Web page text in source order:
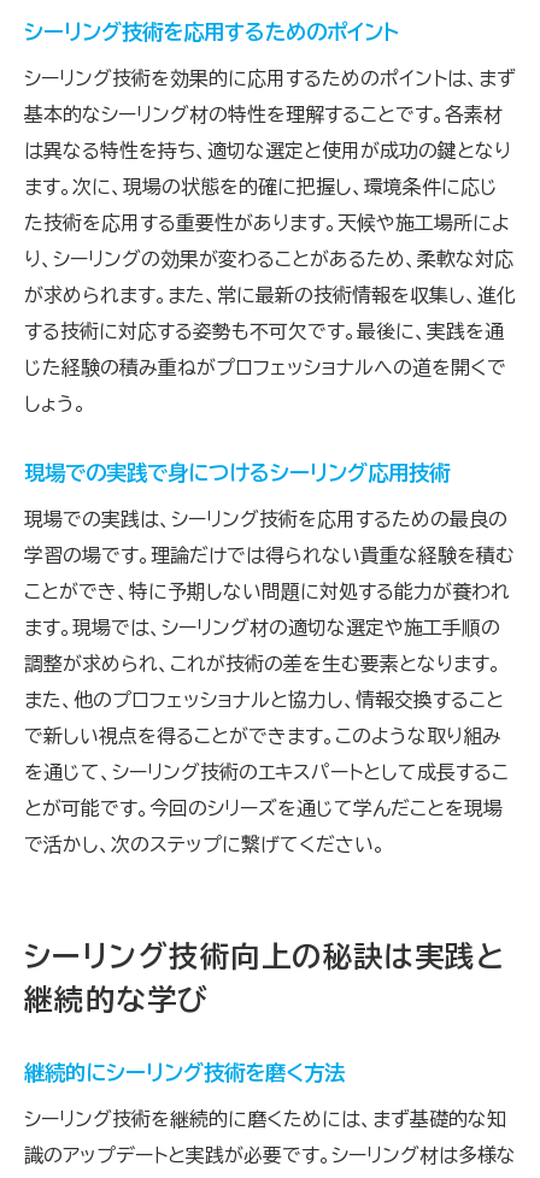
シーリング技術を応用するためのポイント
シーリング技術を効果的に応用するためのポイントは、まず
基本的なシーリング材の特性を理解することです。各素材
は異なる特性を持ち、適切な選定と使用が成功の鍵となり
ます。次に、現場の状態を的確に把握し、環境条件に応じ
た技術を応用する重要性があります。天候や施工場所によ
り、シーリングの効果が変わることがあるため、柔軟な対応
が求められます。また、常に最新の技術情報を収集し、進化
する技術に対応する姿勢も不可欠です。最後に、実践を通
じた経験の積み重ねがプロフェッショナルへの道を開くで
しょう。
現場での実践で身につけるシーリング応用技術
現場での実践は、シーリング技術を応用するための最良の
学習の場です。理論だけでは得られない貴重な経験を積む
ことができ、特に予期しない問題に対処する能力が養われ
ます。現場では、シーリング材の適切な選定や施工手順の
調整が求められ、これが技術の差を生む要素となります。
また、他のプロフェッショナルと協力し、情報交換すること
で新しい視点を得ることができます。このような取り組み
を通じて、シーリング技術のエキスパートとして成長するこ
とが可能です。今回のシリーズを通じて学んだことを現場
で活かし、次のステップに繋げてください。
シーリング技術向上の秘訣は実践と
継続的な学び
継続的にシーリング技術を磨く方法
シーリング技術を継続的に磨くためには、まず基礎的な知
識のアップデートと実践が必要です。シーリング材は多様な